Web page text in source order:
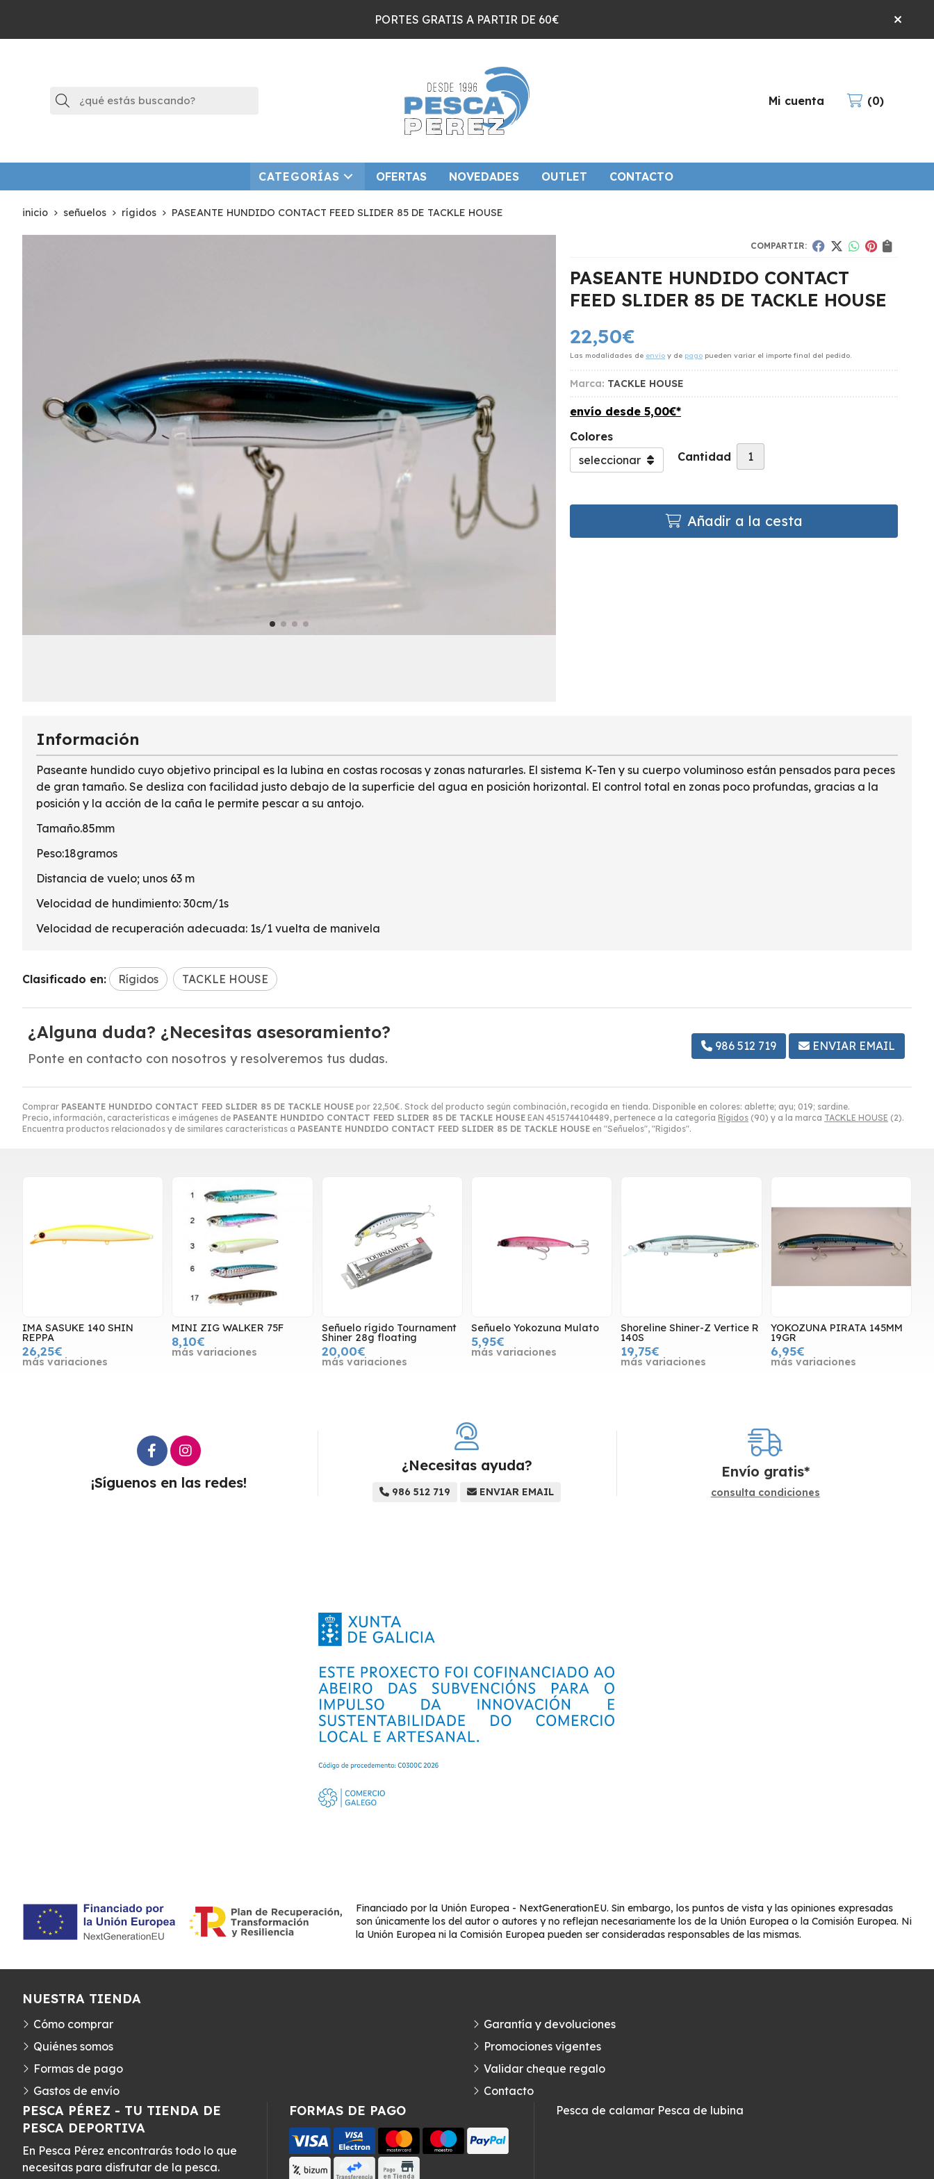
PORTES GRATIS A PARTIR DE 60€
Buscar Mi cuenta 0
CATEGORÍAS OFERTAS NOVEDADES OUTLET CONTACTO
inicio señuelos rígidos PASEANTE HUNDIDO CONTACT FEED SLIDER 85 DE TACKLE HOUSE
COMPARTIR:
PASEANTE HUNDIDO CONTACT
FEED SLIDER 85 DE TACKLE HOUSE
22,50€
Las modalidades de envío y de pago pueden variar el importe final del pedido.
Marca: TACKLE HOUSE
envío desde 5,00€*
Colores
Cantidad
Añadir a la cesta
Comprar PASEANTE HUNDIDO CONTACT FEED SLIDER 85 DE TACKLE HOUSE por 22,50€. Stock del producto según combinación, recogida en tienda. Disponible en colores: ablette; ayu; 019; sardine.
Precio, información, características e imágenes de PASEANTE HUNDIDO CONTACT FEED SLIDER 85 DE TACKLE HOUSE EAN 4515744104489, pertenece a la categoría Rígidos (90) y a la marca TACKLE HOUSE (2).
Encuentra productos relacionados y de similares características a PASEANTE HUNDIDO CONTACT FEED SLIDER 85 DE TACKLE HOUSE en "Señuelos", "Rígidos".
Información
Paseante hundido cuyo objetivo principal es la lubina en costas rocosas y zonas naturarles. El sistema K-Ten y su cuerpo voluminoso están pensados para peces
de gran tamaño. Se desliza con facilidad justo debajo de la superficie del agua en posición horizontal. El control total en zonas poco profundas, gracias a la
posición y la acción de la caña le permite pescar a su antojo.
Tamaño.85mm
Peso:18gramos
Distancia de vuelo; unos 63 m
Velocidad de hundimiento: 30cm/1s
Velocidad de recuperación adecuada: 1s/1 vuelta de manivela
Clasificado en: Rígidos TACKLE HOUSE
¿Alguna duda? ¿Necesitas asesoramiento?
Ponte en contacto con nosotros y resolveremos tus dudas.
986 512 719 ENVIAR EMAIL
IMA SASUKE 140 SHIN
REPPA
26,25€
más variaciones
MINI ZIG WALKER 75F
8,10€
más variaciones
Señuelo rígido Tournament
Shiner 28g floating
20,00€
más variaciones
Señuelo Yokozuna Mulato
5,95€
más variaciones
Shoreline Shiner-Z Vertice R
140S
19,75€
más variaciones
YOKOZUNA PIRATA 145MM
19GR
6,95€
más variaciones
¡Síguenos en las redes!
¿Necesitas ayuda?
986 512 719 ENVIAR EMAIL
Envío gratis*
consulta condiciones
Financiado por la Unión Europea - NextGenerationEU. Sin embargo, los puntos de vista y las opiniones expresadas
son únicamente los del autor o autores y no reflejan necesariamente los de la Unión Europea o la Comisión Europea. Ni
la Unión Europea ni la Comisión Europea pueden ser consideradas responsables de las mismas.
PESCA PÉREZ - TU TIENDA DE
PESCA DEPORTIVA
En Pesca Pérez encontrarás todo lo que
necesitas para disfrutar de la pesca.
FORMAS DE PAGO
NUESTRA TIENDA
Cómo comprar
Quiénes somos
Formas de pago
Gastos de envío
Garantía y devoluciones
Promociones vigentes
Validar cheque regalo
Contacto
Pesca de calamar Pesca de lubina